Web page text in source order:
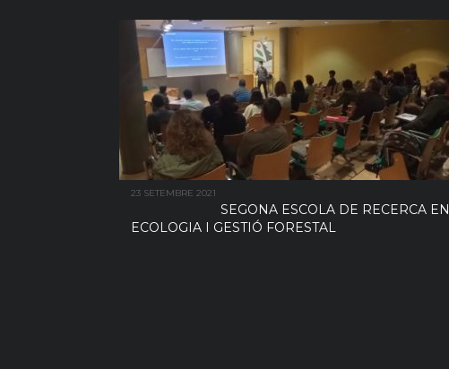
23 SETEMBRE 2021
SEGONA ESCOLA DE RECERCA EN
ECOLOGIA I GESTIÓ FORESTAL